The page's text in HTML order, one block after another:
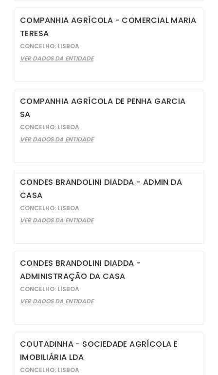
COMPANHIA AGRÍCOLA - COMERCIAL MARIA
TERESA
CONCELHO: LISBOA
VER DADOS DA ENTIDADE
COMPANHIA AGRÍCOLA DE PENHA GARCIA
SA
CONCELHO: LISBOA
VER DADOS DA ENTIDADE
CONDES BRANDOLINI DIADDA - ADMIN DA
CASA
CONCELHO: LISBOA
VER DADOS DA ENTIDADE
CONDES BRANDOLINI DIADDA -
ADMINISTRAÇÃO DA CASA
CONCELHO: LISBOA
VER DADOS DA ENTIDADE
COUTADINHA - SOCIEDADE AGRÍCOLA E
IMOBILIÁRIA LDA
CONCELHO: LISBOA